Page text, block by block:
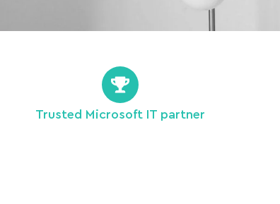
Trusted Microsoft IT partner